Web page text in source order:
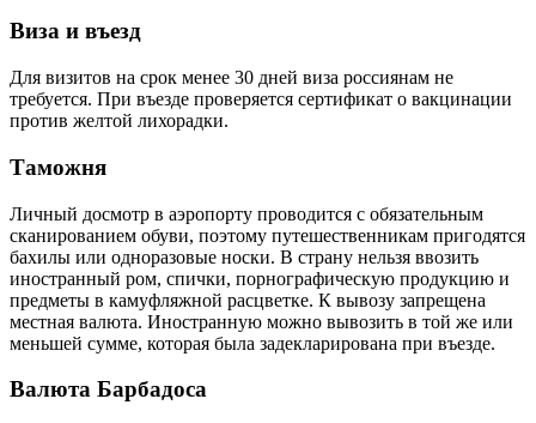
Виза и въезд
Для визитов на срок менее 30 дней виза россиянам не
требуется. При въезде проверяется сертификат о вакцинации
против желтой лихорадки.
Таможня
Личный досмотр в аэропорту проводится с обязательным
сканированием обуви, поэтому путешественникам пригодятся
бахилы или одноразовые носки. В страну нельзя ввозить
иностранный ром, спички, порнографическую продукцию и
предметы в камуфляжной расцветке. К вывозу запрещена
местная валюта. Иностранную можно вывозить в той же или
меньшей сумме, которая была задекларирована при въезде.
Валюта Барбадоса